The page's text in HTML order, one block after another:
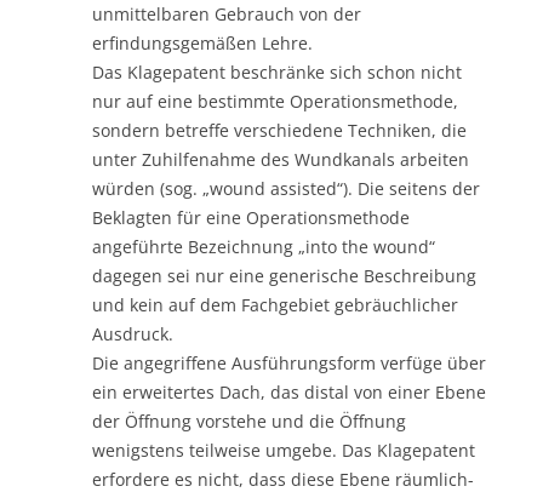
unmittelbaren Gebrauch von der
erfindungsgemäßen Lehre.
Das Klagepatent beschränke sich schon nicht
nur auf eine bestimmte Operationsmethode,
sondern betreffe verschiedene Techniken, die
unter Zuhilfenahme des Wundkanals arbeiten
würden (sog. „wound assisted“). Die seitens der
Beklagten für eine Operationsmethode
angeführte Bezeichnung „into the wound“
dagegen sei nur eine generische Beschreibung
und kein auf dem Fachgebiet gebräuchlicher
Ausdruck.
Die angegriffene Ausführungsform verfüge über
ein erweitertes Dach, das distal von einer Ebene
der Öffnung vorstehe und die Öffnung
wenigstens teilweise umgebe. Das Klagepatent
erfordere es nicht, dass diese Ebene räumlich-